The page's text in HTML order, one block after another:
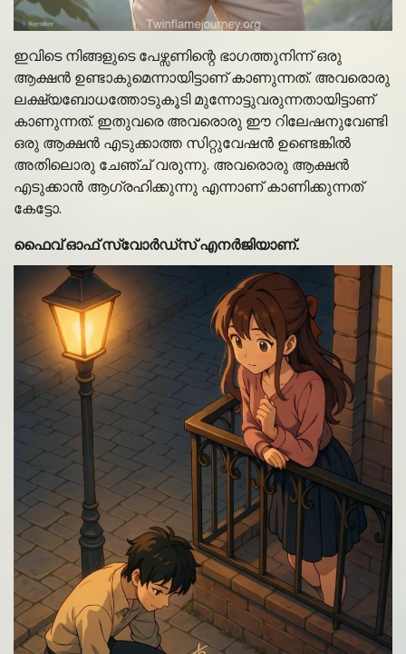
ഇവിടെ നിങ്ങളുടെ പേഴ്സണിന്റെ ഭാഗത്തുനിന്ന് ഒരു
ആക്ഷൻ ഉണ്ടാകുമെന്നായിട്ടാണ് കാണുന്നത്. അവരൊരു
ലക്ഷ്യബോധത്തോടുകൂടി മുന്നോട്ടുവരുന്നതായിട്ടാണ്
കാണുന്നത്. ഇതുവരെ അവരൊരു ഈ റിലേഷനുവേണ്ടി
ഒരു ആക്ഷൻ എടുക്കാത്ത സിറ്റുവേഷൻ ഉണ്ടെങ്കിൽ
അതിലൊരു ചേഞ്ച് വരുന്നു. അവരൊരു ആക്ഷൻ
എടുക്കാൻ ആഗ്രഹിക്കുന്നു എന്നാണ് കാണിക്കുന്നത്
കേട്ടോ.
ഫൈവ് ഓഫ് സ്വോർഡ്സ് എനർജിയാണ്.